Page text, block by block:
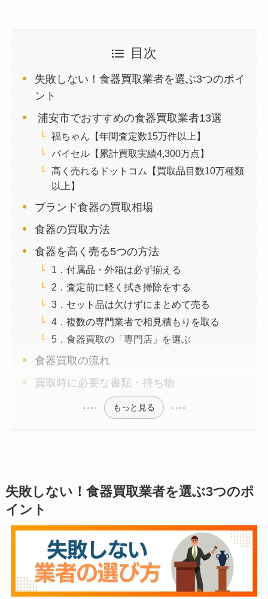
目次
失敗しない！食器買取業者を選ぶ3つのポイ
ント
浦安市でおすすめの食器買取業者13選
福ちゃん【年間査定数15万件以上】
バイセル【累計買取実績4,300万点】
高く売れるドットコム【買取品目数10万種類
以上】
ブランド食器の買取相場
食器の買取方法
食器を高く売る5つの方法
1．付属品・外箱は必ず揃える
2．査定前に軽く拭き掃除をする
3．セット品は欠けずにまとめて売る
4．複数の専門業者で相見積もりを取る
5．食器買取の「専門店」を選ぶ
食器買取の流れ
買取時に必要な書類・持ち物
もっと見る
失敗しない！食器買取業者を選ぶ3つのポ
イント